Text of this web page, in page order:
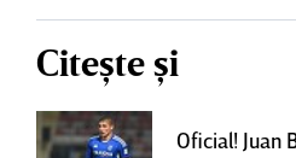
Citește și
Oficial! Juan